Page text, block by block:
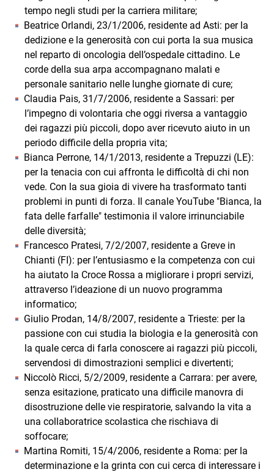
tempo negli studi per la carriera militare;
Beatrice Orlandi, 23/1/2006, residente ad Asti: per la
dedizione e la generosità con cui porta la sua musica
nel reparto di oncologia dell’ospedale cittadino. Le
corde della sua arpa accompagnano malati e
personale sanitario nelle lunghe giornate di cure;
Claudia Pais, 31/7/2006, residente a Sassari: per
l’impegno di volontaria che oggi riversa a vantaggio
dei ragazzi più piccoli, dopo aver ricevuto aiuto in un
periodo difficile della propria vita;
Bianca Perrone, 14/1/2013, residente a Trepuzzi (LE):
per la tenacia con cui affronta le difficoltà di chi non
vede. Con la sua gioia di vivere ha trasformato tanti
problemi in punti di forza. Il canale YouTube "Bianca, la
fata delle farfalle" testimonia il valore irrinunciabile
delle diversità;
Francesco Pratesi, 7/2/2007, residente a Greve in
Chianti (FI): per l’entusiasmo e la competenza con cui
ha aiutato la Croce Rossa a migliorare i propri servizi,
attraverso l’ideazione di un nuovo programma
informatico;
Giulio Prodan, 14/8/2007, residente a Trieste: per la
passione con cui studia la biologia e la generosità con
la quale cerca di farla conoscere ai ragazzi più piccoli,
servendosi di dimostrazioni semplici e divertenti;
Niccolò Ricci, 5/2/2009, residente a Carrara: per avere,
senza esitazione, praticato una difficile manovra di
disostruzione delle vie respiratorie, salvando la vita a
una collaboratrice scolastica che rischiava di
soffocare;
Martina Romiti, 15/4/2006, residente a Roma: per la
determinazione e la grinta con cui cerca di interessare i